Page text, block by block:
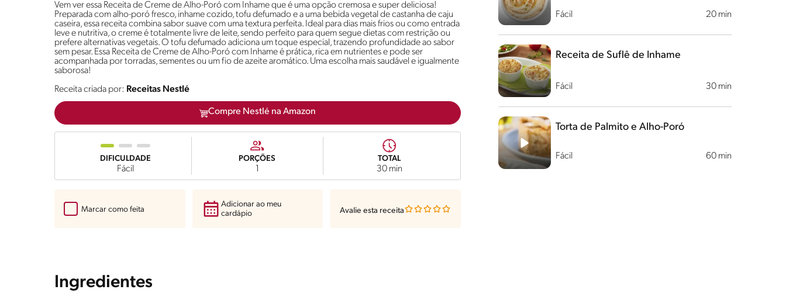
Vem ver essa Receita de Creme de Alho-Poró com Inhame que é uma opção cremosa e super deliciosa!
Preparada com alho-poró fresco, inhame cozido, tofu defumado e a uma bebida vegetal de castanha de caju
caseira, essa receita combina sabor suave com uma textura perfeita. Ideal para dias mais frios ou como entrada
leve e nutritiva, o creme é totalmente livre de leite, sendo perfeito para quem segue dietas com restrição ou
prefere alternativas vegetais. O tofu defumado adiciona um toque especial, trazendo profundidade ao sabor
sem pesar. Essa Receita de Creme de Alho-Poró com Inhame é prática, rica em nutrientes e pode ser
acompanhada por torradas, sementes ou um fio de azeite aromático. Uma escolha mais saudável e igualmente
saborosa!
Receita criada por: Receitas Nestlé
Compre Nestlé na Amazon
DIFICULDADE
Fácil
PORÇÕES TOTAL
30 min
Marcar como feita
Adicionar ao meu
cardápio
Avalie esta receita
Ingredientes
Fácil 20 min
Fácil 30 min
Receita de Suflê de Inhame
Fácil 60 min
Torta de Palmito e Alho-Poró